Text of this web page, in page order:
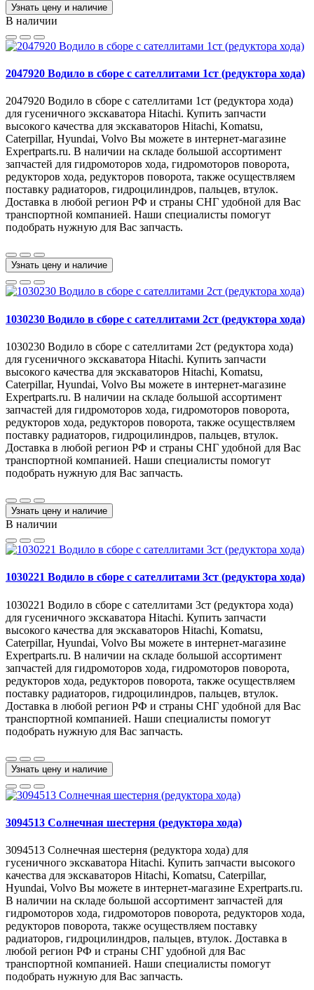
Узнать цену и наличие
В наличии
2047920 Водило в сборе с сателлитами 1ст (редуктора хода)
2047920 Водило в сборе с сателлитами 1ст (редуктора хода)
для гусеничного экскаватора Hitachi. Купить запчасти
высокого качества для экскаваторов Hitachi, Komatsu,
Caterpillar, Hyundai, Volvo Вы можете в интернет-магазине
Expertparts.ru. В наличии на складе большой ассортимент
запчастей для гидромоторов хода, гидромоторов поворота,
редукторов хода, редукторов поворота, также осуществляем
поставку радиаторов, гидроцилиндров, пальцев, втулок.
Доставка в любой регион РФ и страны СНГ удобной для Вас
транспортной компанией. Наши специалисты помогут
подобрать нужную для Вас запчасть.
Узнать цену и наличие
1030230 Водило в сборе с сателлитами 2ст (редуктора хода)
1030230 Водило в сборе с сателлитами 2ст (редуктора хода)
для гусеничного экскаватора Hitachi. Купить запчасти
высокого качества для экскаваторов Hitachi, Komatsu,
Caterpillar, Hyundai, Volvo Вы можете в интернет-магазине
Expertparts.ru. В наличии на складе большой ассортимент
запчастей для гидромоторов хода, гидромоторов поворота,
редукторов хода, редукторов поворота, также осуществляем
поставку радиаторов, гидроцилиндров, пальцев, втулок.
Доставка в любой регион РФ и страны СНГ удобной для Вас
транспортной компанией. Наши специалисты помогут
подобрать нужную для Вас запчасть.
Узнать цену и наличие
В наличии
1030221 Водило в сборе с сателлитами 3ст (редуктора хода)
1030221 Водило в сборе с сателлитами 3ст (редуктора хода)
для гусеничного экскаватора Hitachi. Купить запчасти
высокого качества для экскаваторов Hitachi, Komatsu,
Caterpillar, Hyundai, Volvo Вы можете в интернет-магазине
Expertparts.ru. В наличии на складе большой ассортимент
запчастей для гидромоторов хода, гидромоторов поворота,
редукторов хода, редукторов поворота, также осуществляем
поставку радиаторов, гидроцилиндров, пальцев, втулок.
Доставка в любой регион РФ и страны СНГ удобной для Вас
транспортной компанией. Наши специалисты помогут
подобрать нужную для Вас запчасть.
Узнать цену и наличие
3094513 Солнечная шестерня (редуктора хода)
3094513 Солнечная шестерня (редуктора хода) для
гусеничного экскаватора Hitachi. Купить запчасти высокого
качества для экскаваторов Hitachi, Komatsu, Caterpillar,
Hyundai, Volvo Вы можете в интернет-магазине Expertparts.ru.
В наличии на складе большой ассортимент запчастей для
гидромоторов хода, гидромоторов поворота, редукторов хода,
редукторов поворота, также осуществляем поставку
радиаторов, гидроцилиндров, пальцев, втулок. Доставка в
любой регион РФ и страны СНГ удобной для Вас
транспортной компанией. Наши специалисты помогут
подобрать нужную для Вас запчасть.